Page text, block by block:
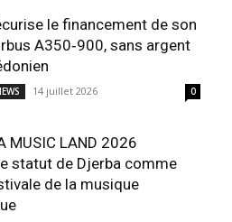
le financement de son
A350‑900, sans argent
14 juillet 2026 0
MUSIC LAND 2026
statut de Djerba comme
de la musique